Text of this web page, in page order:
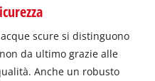
scure si distinguono
da ultimo grazie alle
Anche un robusto